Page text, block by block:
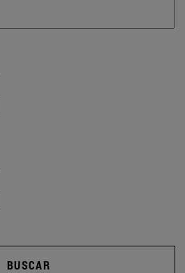
BUSCAR